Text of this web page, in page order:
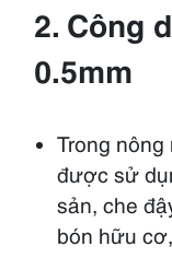
2. Công
0.5mm
Trong
được sử
sản, che
bón hữu